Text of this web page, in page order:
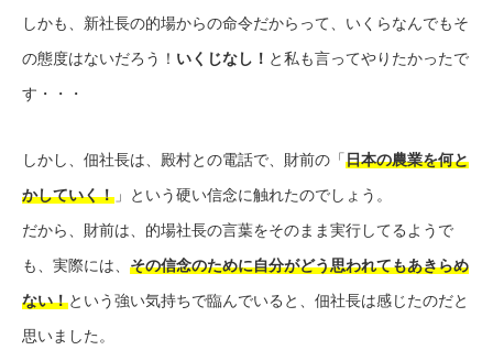
しかも、新社長の的場からの命令だからって、いくらなんでもそ
の態度はないだろう！ いくじなし！ と私も言ってやりたかったで
す・・・
しかし、佃社長は、殿村との電話で、財前の「日本の農業を何と
かしていく！ 」という硬い信念に触れたのでしょう。
だから、財前は、的場社長の言葉をそのまま実行してるようで
も、実際には、 その信念のために自分がどう思われてもあきらめ
ない！という強い気持ちで臨んでいると、佃社長は感じたのだと
思いました。